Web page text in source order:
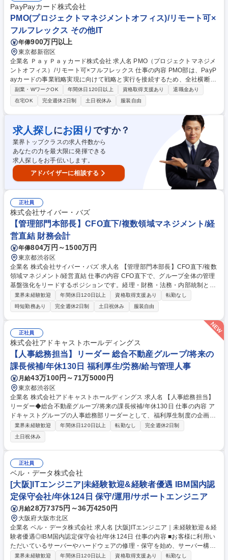
キャストグループ全体の管理部門としての機能を集約した中核企業です。
現場で働くグループ会社の方々が最大限のパフォーマンスを発揮できるよ
う、「働きやすい環境」をデザインし実現します。 募集職種 【人材開発
担当】リーダー◆総合不動産グループ/将来の課長候補/年休130日
PayPayカード株式会社
PMO(プロジェクトマネジメントオフィス)/リモート可×
フルフレックス その他IT
年俸900万円以上
東京都新宿区
企業名 ＰａｙＰａｙカード株式会社 求人名 PMO（プロジェクトマネジメ
ントオフィス）/リモート可×フルフレックス 仕事の内容 PMO部は、PayP
ayカードの事業戦略実現に向けて戦略と実行を接続するため、全社横断案
件をリードしています。今後の案件増加および組織拡張を見据え、将来的
にPMO部の中核を担うリーダー候補を募集します。 私たちが目指してい
るのは、単なる「プロジェクト管理部門」ではありません。事業戦略に紐
づく重点施策の推進/複数部門を横断する大規模プロジェクトの統括/組織
横断での課題構造化と意思決定支援/開発・業務プロセスの高度化を通じ
て、事業成長を加速させることがミッションです。 経営層や本部長レイヤ
ーの方針を理解し、ステークホルダーを巻き込みながら推進いただくこと
を期待しています。 募集職種 PMO（プロジェクトマネジメントオフィ
ス）/リモート可×フルフレックス
副業・WワークOK 年間休日120日以上 資格取得支援あり
退職金あり
在宅OK
完全週休2日制 土日祝休み 服装自由
求人探しにお困り ですか？
業界トップクラスの求人件数から
あなたの力を最大限に発揮できる
求人探しをお手伝いします。
アドバイザーに相談する
正社員
株式会社サイバー・バズ
【管理部門本部長】CFO直下/複数領域マネジメント/経
営直結 財務会計
年俸804万円～1500万円
東京都渋谷区
企業名 株式会社サイバー・バズ 求人名 【管理部門本部長】CFO直下/複数
領域マネジメント/経営直結 仕事の内容 CFO直下で、グループ全体の管理
基盤強化をリードするポジションです。経理・財務・法務・内部統制とい
った管理部門の複数領域を横断したマネジメントを担当し、急成長フェー
ズに合わせた体制整備を推進します。 【主要業務】経理・財務・法務・内
部統制のうち複数領域のマネジメントや部門運営、各管理部門の業務設
計・プロセス改善・体制構築、社内ルール・業務フローの統一および標準
化、経営会議資料の作成・各種数値の可視化および分析サポート、全社横
断プロジェクトの企画・推進、中期経営計画に基づく予実管理・リスクマ
ネジメント、CFO直下の特命プロジェクト推進を行います。 【業務内容
の変更範囲】当社の指定する業務 募集職種 【管理部門本部長】CFO直下/
複数領域マネジメント/経営直結
業界未経験歓迎 年間休日120日以上 資格取得支援あり
転勤なし
時短勤務あり
完全週休2日制 土日祝休み 服装自由
正社員
株式会社アドキャストホールディングス
【人事総務担当】リーダー 総合不動産グループ/将来の
課長候補/年休130日 福利厚生/労務/給与管理人事
月給43万100円～71万5000円
東京都渋谷区
企業名 株式会社アドキャストホールディングス 求人名 【人事総務担当】
リーダー◆総合不動産グループ/将来の課長候補/年休130日 仕事の内容 ア
ドキャストグループの人事総務部リーダーとして、福利厚生制度の企画や
総務業務をお任せします。将来的には人材開発、労務管理、報酬設計、人
事制度の企画等、人事業務全般へ挑戦できる環境です。 ■福利厚生制度の
企画・運用（健康支援、各種サービス、社内イベント等） ■総務全般（役
所届出、法令遵守、社宅管理等） ■人事データの管理・分析およびDX推進
【当社について】アドキャストグループ全体の管理部門としての機能を集
約した中核企業です。現場で働くグループ会社の方々が最大限のパフォー
マンスを発揮できるよう、「働きやすい環境」をデザインし実現します。
募集職種 【人事総務担当】リーダー◆総合不動産グループ/将来の課長候
補/年休130日
業界未経験歓迎 年間休日120日以上 転勤なし
完全週休2日制
土日祝休み
正社員
ベル・データ株式会社
[大阪]ITエンジニア|未経験歓迎&経験者優遇 IBM国内認
定保守会社/年休124日 保守/運用/サポートエンジニア
月給28万7375円～36万4250円
大阪府大阪市北区
企業名 ベル・データ株式会社 求人名 [大阪]ITエンジニア｜未経験歓迎＆経
験者優遇◎IBM国内認定保守会社/年休124日 仕事の内容 ■お客様に利用い
ただいているサーバーやハードウェアの修理・保守を始め、サーバー構
築、お客様のシステム監視・運用・管理業務をお任せいたします。IT関連
業界未経験歓迎 年間休日120日以上 資格取得支援あり
転勤なし